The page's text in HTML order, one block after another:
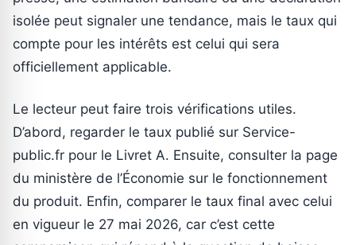
isolée peut signaler une tendance, mais le taux qui
compte pour les intérêts est celui qui sera
officiellement applicable.
Le lecteur peut faire trois vérifications utiles.
D’abord, regarder le taux publié sur Service-
public.fr pour le Livret A. Ensuite, consulter la page
du ministère de l’Économie sur le fonctionnement
du produit. Enfin, comparer le taux final avec celui
en vigueur le 27 mai 2026, car c’est cette